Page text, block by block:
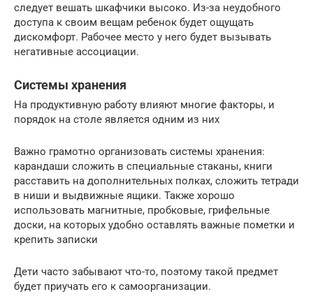
следует вешать шкафчики высоко. Из-за неудобного
доступа к своим вещам ребенок будет ощущать
дискомфорт. Рабочее место у него будет вызывать
негативные ассоциации.
Системы хранения
На продуктивную работу влияют многие факторы, и
порядок на столе является одним из них
Важно грамотно организовать системы хранения:
карандаши сложить в специальные стаканы, книги
расставить на дополнительных полках, сложить тетради
в ниши и выдвижные ящики. Также хорошо
использовать магнитные, пробковые, грифельные
доски, на которых удобно оставлять важные пометки и
крепить записки
Дети часто забывают что-то, поэтому такой предмет
будет приучать его к самоорганизации.